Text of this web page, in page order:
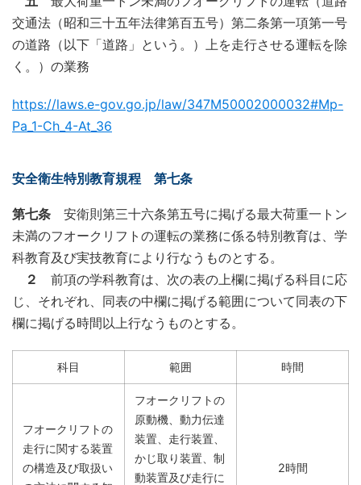
交通法（昭和三十五年法律第百五号）第二条第一項第一号
の道路（以下「道路」という。）上を走行させる運転を除
く。）の業務
https://laws.e-gov.go.jp/law/347M50002000032#Mp-
Pa_1-Ch_4-At_36
安全衛生特別教育規程 第七条
第七条 安衛則第三十六条第五号に掲げる最大荷重一トン
未満のフオークリフトの運転の業務に係る特別教育は、学
科教育及び実技教育により行なうものとする。
２
前項の学科教育は、次の表の上欄に掲げる科目に応
じ、それぞれ、同表の中欄に掲げる範囲について同表の下
欄に掲げる時間以上行なうものとする。
科目 範囲 時間
フオークリフトの
走行に関する装置
の構造及び取扱い
フオークリフトの
原動機、動力伝達
装置、走行装置、
かじ取り装置、制
動装置及び走行に
2時間